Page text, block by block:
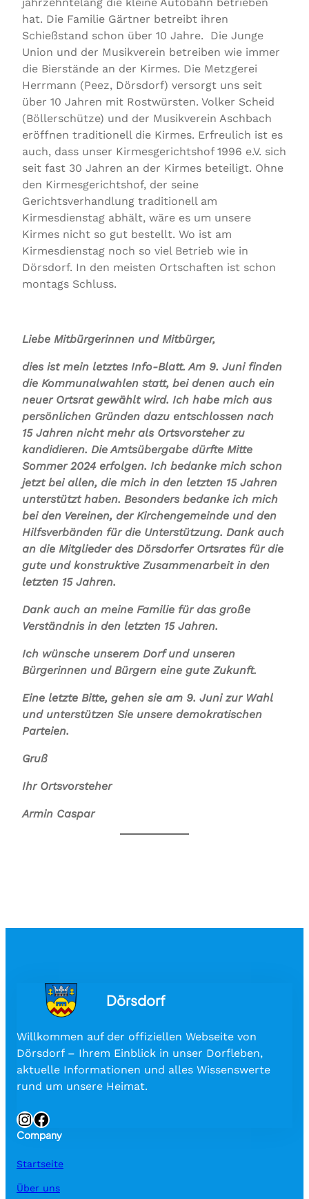
hat. Die Familie Gärtner betreibt ihren
Schießstand schon über 10 Jahre. Die Junge
Union und der Musikverein betreiben wie immer
die Bierstände an der Kirmes. Die Metzgerei
Herrmann (Peez, Dörsdorf) versorgt uns seit
über 10 Jahren mit Rostwürsten. Volker Scheid
(Böllerschütze) und der Musikverein Aschbach
eröffnen traditionell die Kirmes. Erfreulich ist es
auch, dass unser Kirmesgerichtshof 1996 e.V. sich
seit fast 30 Jahren an der Kirmes beteiligt. Ohne
den Kirmesgerichtshof, der seine
Gerichtsverhandlung traditionell am
Kirmesdienstag abhält, wäre es um unsere
Kirmes nicht so gut bestellt. Wo ist am
Kirmesdienstag noch so viel Betrieb wie in
Dörsdorf. In den meisten Ortschaften ist schon
montags Schluss.
Liebe Mitbürgerinnen und Mitbürger,
dies ist mein letztes Info-Blatt. Am 9. Juni finden
die Kommunalwahlen statt, bei denen auch ein
neuer Ortsrat gewählt wird. Ich habe mich aus
persönlichen Gründen dazu entschlossen nach
15 Jahren nicht mehr als Ortsvorsteher zu
kandidieren. Die Amtsübergabe dürfte Mitte
Sommer 2024 erfolgen. Ich bedanke mich schon
jetzt bei allen, die mich in den letzten 15 Jahren
unterstützt haben. Besonders bedanke ich mich
bei den Vereinen, der Kirchengemeinde und den
Hilfsverbänden für die Unterstützung. Dank auch
an die Mitglieder des Dörsdorfer Ortsrates für die
gute und konstruktive Zusammenarbeit in den
letzten 15 Jahren.
Dank auch an meine Familie für das große
Verständnis in den letzten 15 Jahren.
Ich wünsche unserem Dorf und unseren
Bürgerinnen und Bürgern eine gute Zukunft.
Eine letzte Bitte, gehen sie am 9. Juni zur Wahl
und unterstützen Sie unsere demokratischen
Parteien.
Gruß
Ihr Ortsvorsteher
Armin Caspar
Dörsdorf
Willkommen auf der offiziellen Webseite von
Dörsdorf – Ihrem Einblick in unser Dorfleben,
aktuelle Informationen und alles Wissenswerte
rund um unsere Heimat.
InstagramFacebook
Company
Startseite
Über uns